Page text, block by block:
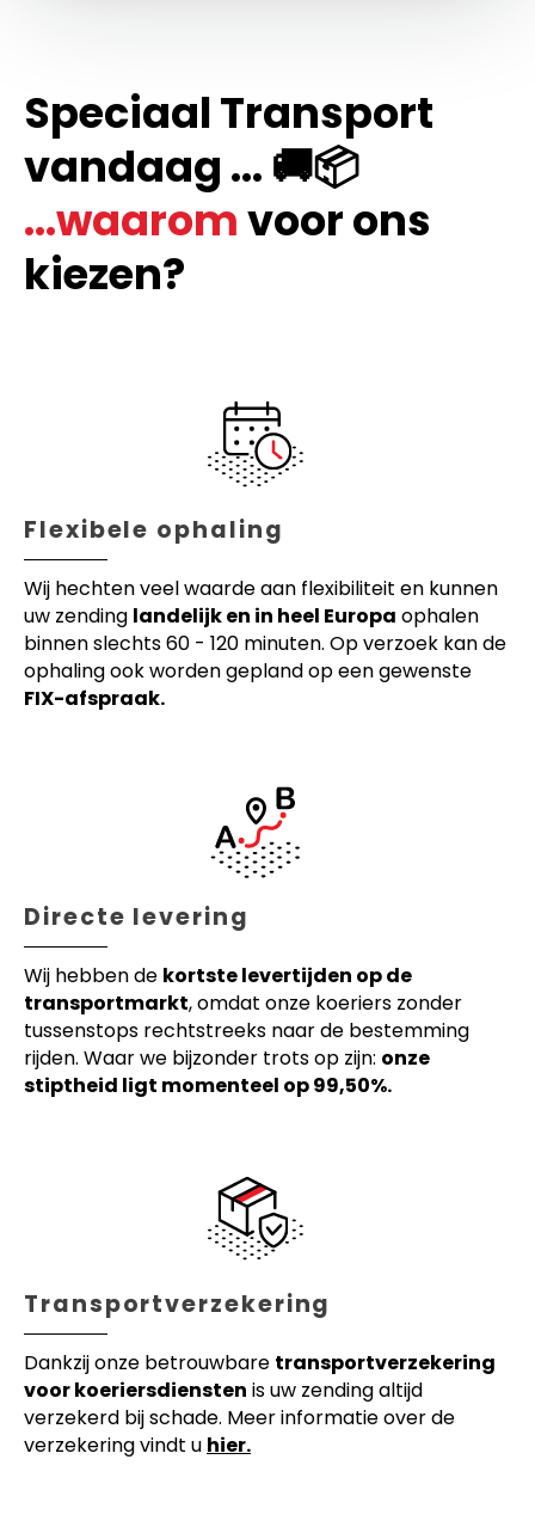
Speciaal Transport
vandaag ... 🚚📦
...waaromvoor ons
kiezen?
Flexibele ophaling
Wij hechten veel waarde aan flexibiliteit en kunnen
uw zending landelijk en in heel Europa ophalen
binnen slechts 60 - 120 minuten. Op verzoek kan de
ophaling ook worden gepland op een gewenste
FIX-afspraak.
Directe levering
Wij hebben de kortste levertijden op de
transportmarkt, omdat onze koeriers zonder
tussenstops rechtstreeks naar de bestemming
rijden. Waar we bijzonder trots op zijn: onze
stiptheid ligt momenteel op 99,50%.
Transportverzekering
Dankzij onze betrouwbare transportverzekering
voor koeriersdiensten is uw zending altijd
verzekerd bij schade. Meer informatie over de
verzekering vindt u hier.